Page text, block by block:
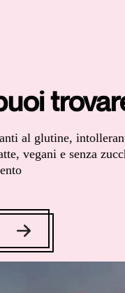
al glutine,
vegani e senza